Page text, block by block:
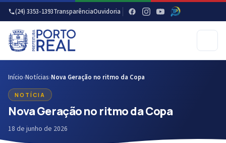
(24) 3353-1393TransparênciaOuvidoria
Início›Notícias›Nova Geração no ritmo da Copa
NOTÍCIA
Nova Geração no ritmo da Copa
18 de junho de 2026